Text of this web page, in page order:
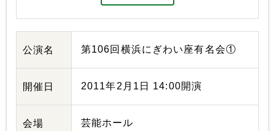
公演名 第106回横浜にぎわい座有名会①
開催日 2011年2月1日 14:00開演
会場 芸能ホール